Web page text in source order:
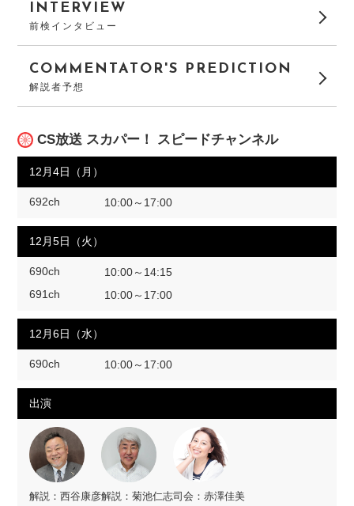
INTERVIEW
前検インタビュー
COMMENTATOR'S PREDICTION
解説者予想
CS放送 スカパー！ スピードチャンネル
12月4日（月）
692ch 10:00～17:00
12月5日（火）
690ch
10:00～14:15
691ch
10:00～17:00
12月6日（水）
690ch 10:00～17:00
出演
解説：西谷康彦解説：菊池仁志司会：赤澤佳美